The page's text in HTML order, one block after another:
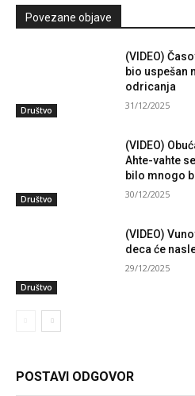
Povezane objave
Društvo
(VIDEO)
bio uspešan
odricanja
31/12/2025
Društvo
(VIDEO)
Ahte-vahte
bilo mnogo
30/12/2025
Društvo
(VIDEO)
deca će
29/12/2025
POSTAVI ODGOVOR